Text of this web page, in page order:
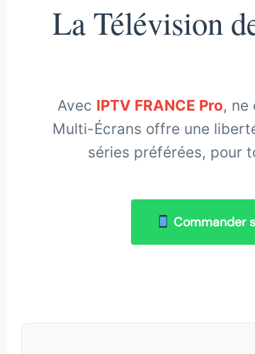
La Télévision
Avec IPTV FRANCE Pro, ne
Multi-Écrans offre une
séries préférées, pour
Commander